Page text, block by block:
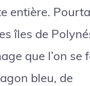
entière.
îles de
que l’on se
bleu, de